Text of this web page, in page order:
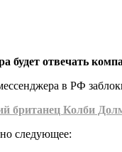
будет отвечать
в РФ
британец Колби
следующее: